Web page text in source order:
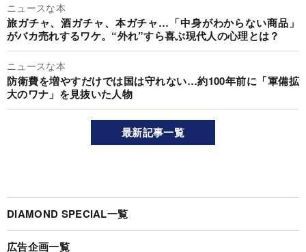
ニュースな本
旅ガチャ、酒ガチャ、本ガチャ…「中身がわからない商品」
がバカ売れするワケ。“外れ”すら喜ぶ現代人の心理とは？
ニュースな本
防衛費を増やすだけでは国は守れない…約100年前に「軍備拡
大のワナ」を見抜いた人物
最新記事一覧
DIAMOND SPECIAL一覧
広告企画一覧